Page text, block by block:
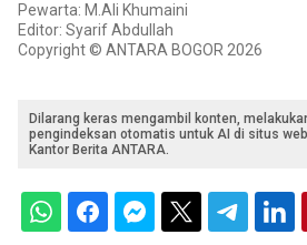
Pewarta: M.Ali Khumaini
Editor: Syarif Abdullah
Copyright © ANTARA BOGOR 2026
Dilarang keras mengambil konten,
pengindeksan otomatis untuk AI di situs
Kantor Berita ANTARA.